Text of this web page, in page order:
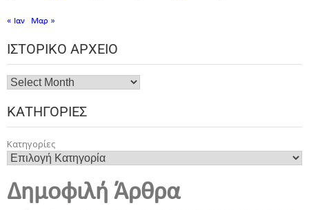
« Ιαν Μαρ »
ΙΣΤΟΡΙΚΌ ΑΡΧΕΊΟ
ΚΑΤΗΓΟΡΊΕΣ
Κατηγορίες
Δημοφιλή Άρθρα